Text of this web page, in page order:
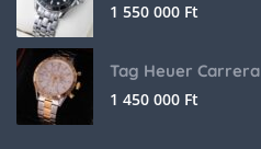
1 550 000 Ft
Tag Heuer
1 450 000 Ft